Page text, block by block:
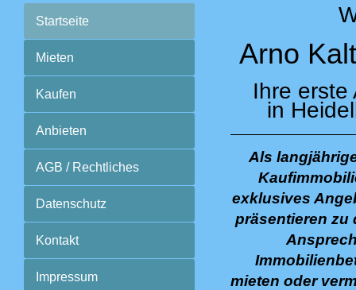
Startseite
Mieten
Kaufen
Anbieten
AGB / Rechtliches
Datenschutz
Kontakt
Impressum
Arno
Ihre erste
in
Als
exklusives
präsentieren zu
mieten oder